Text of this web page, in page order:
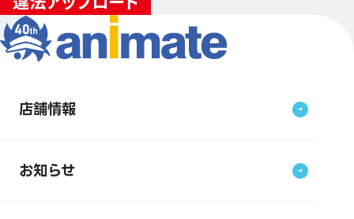
店舗情報
お知らせ